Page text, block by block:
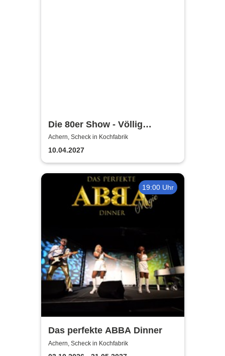
Die 80er Show - Völlig
losgelöst - Hymnen deines
Lebens
Achern, Scheck in Kochfabrik
10.04.2027
19:00 Uhr
Das perfekte ABBA Dinner
Achern, Scheck in Kochfabrik